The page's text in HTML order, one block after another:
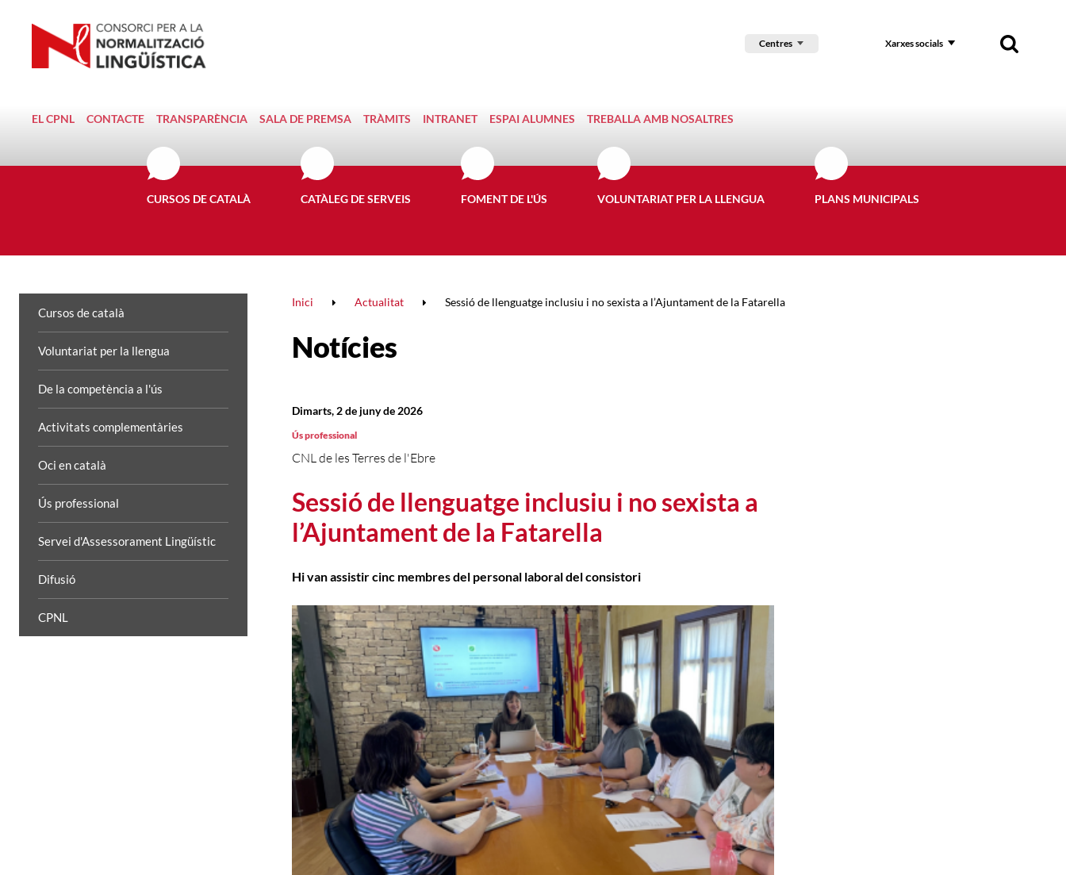
Centres Xarxes socials
EL CPNL CONTACTE TRANSPARÈNCIA SALA DE PREMSA TRÀMITS INTRANET ESPAI ALUMNES TREBALLA AMB NOSALTRES
CURSOS DE CATALÀ CATÀLEG DE SERVEIS FOMENT DE L'ÚS VOLUNTARIAT PER LA LLENGUA PLANS MUNICIPALS
Cursos de català
Voluntariat per la llengua
De la competència a l'ús
Activitats complementàries
Oci en català
Ús professional
Servei d'Assessorament Lingüístic
Difusió
CPNL
Inici Actualitat Sessió de llenguatge inclusiu i no sexista a l’Ajuntament de la Fatarella
Notícies
Sessió de llenguatge inclusiu i no sexista a
l’Ajuntament de la Fatarella
CNL de les Terres de l'Ebre
Dimarts, 2 de juny de 2026
Ús professional
Hi van assistir cinc membres del personal laboral del consistori